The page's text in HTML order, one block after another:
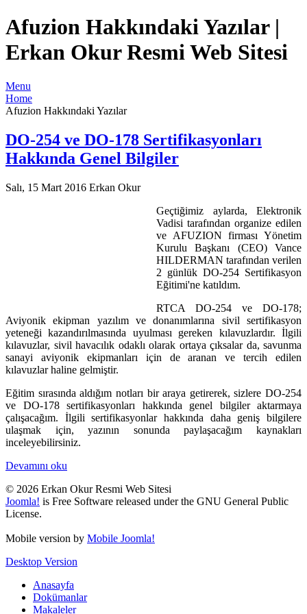
Afuzion Hakkındaki Yazılar |
Erkan Okur Resmi Web Sitesi
Menu
Home
Afuzion Hakkındaki Yazılar
DO-254 ve DO-178 Sertifikasyonları
Hakkında Genel Bilgiler
Salı, 15 Mart 2016 Erkan Okur
Geçtiğimiz aylarda, Elektronik
Vadisi tarafından organize edilen
ve AFUZION firması Yönetim
Kurulu Başkanı (CEO) Vance
HILDERMAN tarafından verilen
2 günlük DO-254 Sertifikasyon
Eğitimi'ne katıldım.
RTCA DO-254 ve DO-178;
Aviyonik ekipman yazılım ve donanımlarına sivil sertifikasyon
yeteneği kazandırılmasında uyulması gereken kılavuzlardır. İlgili
kılavuzlar, sivil havacılık odaklı olarak ortaya çıksalar da, savunma
sanayi aviyonik ekipmanları için de aranan ve tercih edilen
kılavuzlar haline gelmiştir.
Eğitim sırasında aldığım notları bir araya getirerek, sizlere DO-254
ve DO-178 sertifikasyonları hakkında genel bilgiler aktarmaya
çalışacağım. İlgili sertifikasyonlar hakkında daha geniş bilgilere
ulaşmak için, yazının sonunda paylaşacağım kaynakları
inceleyebilirsiniz.
Devamını oku
© 2026 Erkan Okur Resmi Web Sitesi
Joomla! is Free Software released under the GNU General Public
License.
Mobile version by Mobile Joomla!
Desktop Version
Anasayfa
Dokümanlar
Makaleler